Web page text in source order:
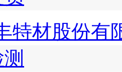
特材股份有